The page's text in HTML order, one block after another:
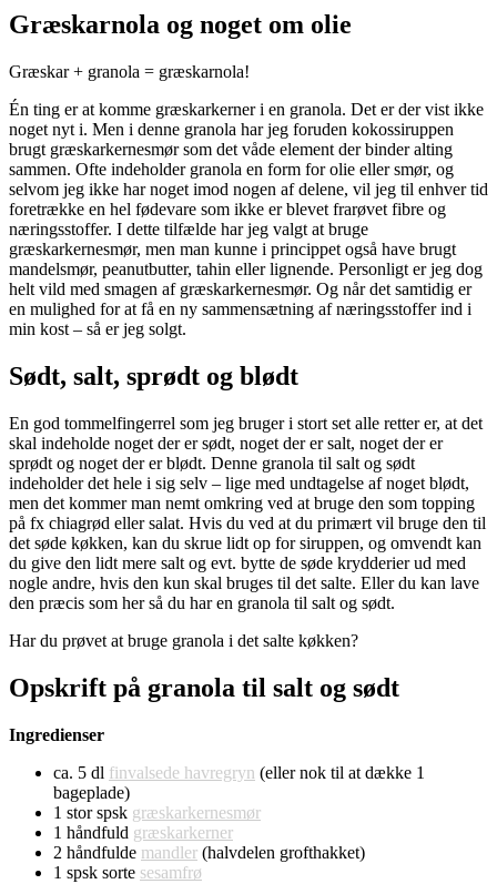
Græskarnola og noget om olie
Græskar + granola = græskarnola!
Én ting er at komme græskarkerner i en granola. Det er der vist ikke
noget nyt i. Men i denne granola har jeg foruden kokossiruppen
brugt græskarkernesmør som det våde element der binder alting
sammen. Ofte indeholder granola en form for olie eller smør, og
selvom jeg ikke har noget imod nogen af delene, vil jeg til enhver tid
foretrække en hel fødevare som ikke er blevet frarøvet fibre og
næringsstoffer. I dette tilfælde har jeg valgt at bruge
græskarkernesmør, men man kunne i princippet også have brugt
mandelsmør, peanutbutter, tahin eller lignende. Personligt er jeg dog
helt vild med smagen af græskarkernesmør. Og når det samtidig er
en mulighed for at få en ny sammensætning af næringsstoffer ind i
min kost – så er jeg solgt.
Sødt, salt, sprødt og blødt
En god tommelfingerrel som jeg bruger i stort set alle retter er, at det
skal indeholde noget der er sødt, noget der er salt, noget der er
sprødt og noget der er blødt. Denne granola til salt og sødt
indeholder det hele i sig selv – lige med undtagelse af noget blødt,
men det kommer man nemt omkring ved at bruge den som topping
på fx chiagrød eller salat. Hvis du ved at du primært vil bruge den til
det søde køkken, kan du skrue lidt op for siruppen, og omvendt kan
du give den lidt mere salt og evt. bytte de søde krydderier ud med
nogle andre, hvis den kun skal bruges til det salte. Eller du kan lave
den præcis som her så du har en granola til salt og sødt.
Har du prøvet at bruge granola i det salte køkken?
Opskrift på granola til salt og sødt
Ingredienser
ca. 5 dl finvalsede havregryn (eller nok til at dække 1
bageplade)
1 stor spsk græskarkernesmør
1 håndfuld græskarkerner
2 håndfulde mandler (halvdelen grofthakket)
1 spsk sorte sesamfrø